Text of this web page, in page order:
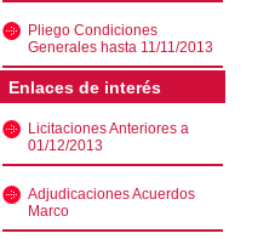
Pliego Condiciones
Generales hasta 11/11/2013
Enlaces de interés
Licitaciones Anteriores a
01/12/2013
Adjudicaciones Acuerdos
Marco